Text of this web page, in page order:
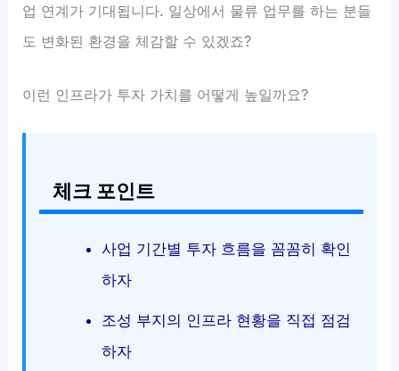
업 연계가 기대됩니다. 일상에서 물류 업무를 하는 분들
도 변화된 환경을 체감할 수 있겠죠?
이런 인프라가 투자 가치를 어떻게 높일까요?
체크 포인트
사업 기간별 투자 흐름을 꼼꼼히 확인
하자
조성 부지의 인프라 현황을 직접 점검
하자